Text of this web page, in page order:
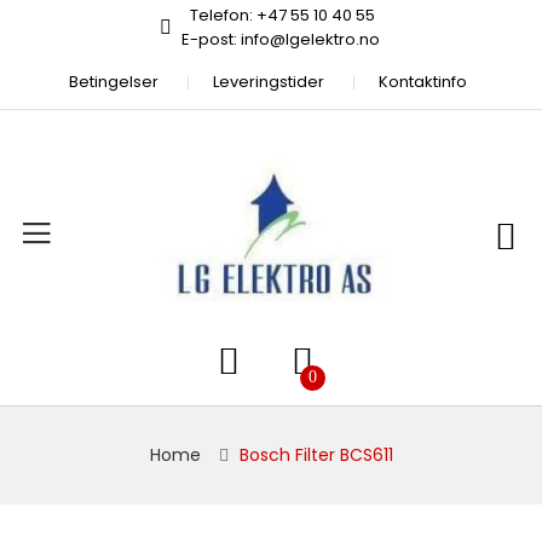
Telefon: +47 55 10 40 55
E-post: info@lgelektro.no
Betingelser
Leveringstider Kontaktinfo
Home Bosch Filter BCS611